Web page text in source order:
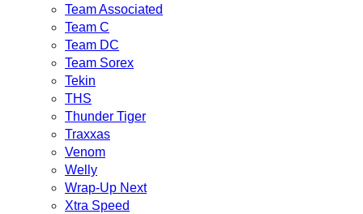
Team Associated
Team C
Team DC
Team Sorex
Tekin
THS
Thunder Tiger
Traxxas
Venom
Welly
Wrap-Up Next
Xtra Speed